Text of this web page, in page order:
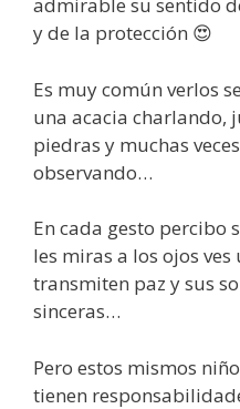
y de la protección 😍
Es muy común verlos
una acacia charlando,
piedras y muchas
observando…
En cada gesto
les miras a los ojos
transmiten paz y sus
sinceras…
Pero estos mismos
tienen